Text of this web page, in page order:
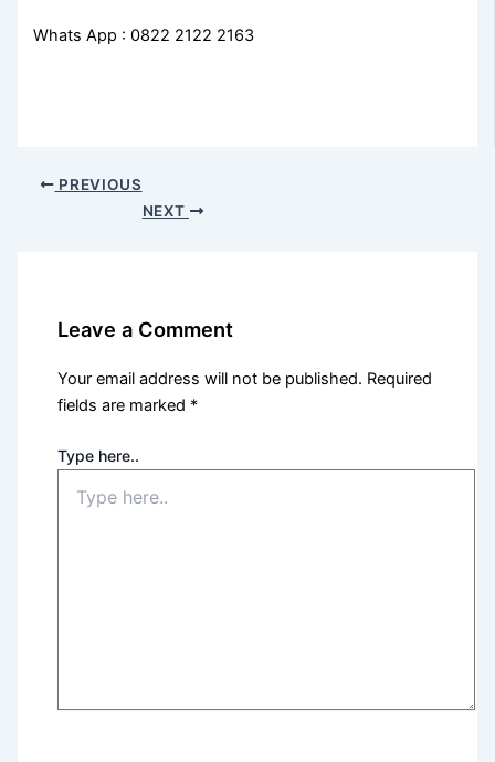
Whats App : 0822 2122 2163
PREVIOUS
NEXT
Leave a Comment
Your email address will not be published. Required
fields are marked *
Type here..